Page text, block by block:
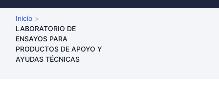
Inicio
LABORATORIO DE
ENSAYOS PARA
PRODUCTOS DE APOYO Y
AYUDAS TÉCNICAS